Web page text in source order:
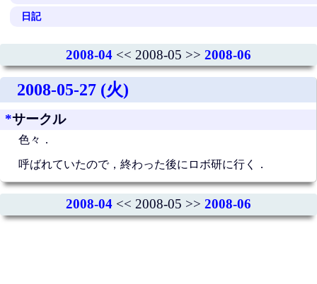
日記
2008-04 << 2008-05 >> 2008-06
2008-05-27 (火)
*サークル
色々．
呼ばれていたので，終わった後にロボ研に行く．
2008-04 << 2008-05 >> 2008-06